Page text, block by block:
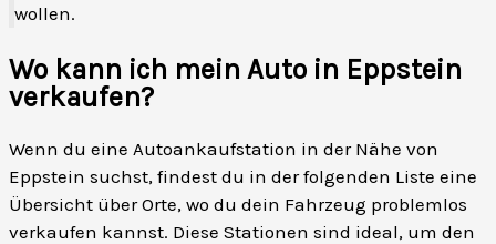
wollen.
Wo kann ich mein Auto in Eppstein
verkaufen?
Wenn du eine Autoankaufstation in der Nähe von
Eppstein suchst, findest du in der folgenden Liste eine
Übersicht über Orte, wo du dein Fahrzeug problemlos
verkaufen kannst. Diese Stationen sind ideal, um den